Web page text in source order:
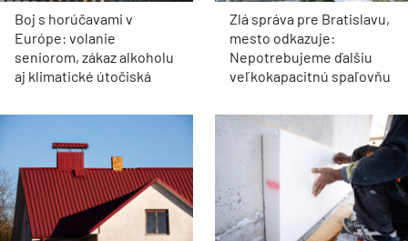
Boj s horúčavami v
Európe: volanie
seniorom, zákaz alkoholu
aj klimatické útočiská
Zlá správa pre Bratislavu,
mesto odkazuje:
Nepotrebujeme ďalšiu
veľkokapacitnú spaľovňu